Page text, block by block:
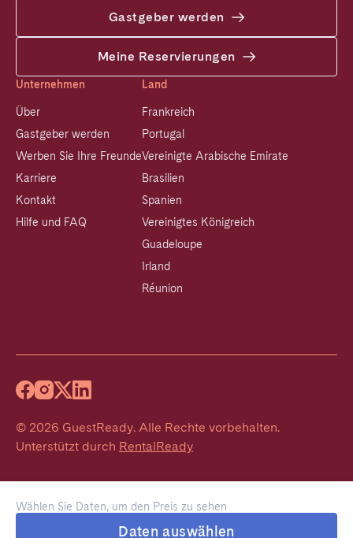
Wählen Sie Daten, um den Preis zu sehen
Daten auswählen
Gastgeber werden
Meine Reservierungen
Unternehmen
Über
Gastgeber werden
Werben Sie Ihre Freunde
Karriere
Kontakt
Hilfe und FAQ
Land
Frankreich
Portugal
Vereinigte Arabische Emirate
Brasilien
Spanien
Vereinigtes Königreich
Guadeloupe
Irland
Réunion
© 2026 GuestReady. Alle Rechte vorbehalten.
Unterstützt durch RentalReady